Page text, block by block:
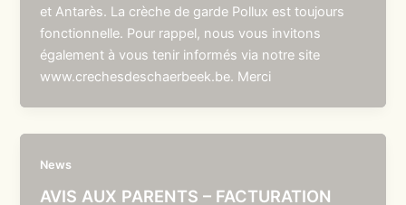
et Antarès. La crèche de garde Pollux est toujours
fonctionnelle. Pour rappel, nous vous invitons
également à vous tenir informés via notre site
www.crechesdeschaerbeek.be. Merci
News
AVIS AUX PARENTS – FACTURATION